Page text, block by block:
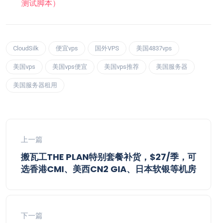
测试脚本）
CloudSilk 便宜vps 国外VPS 美国4837vps
美国vps 美国vps便宜 美国vps推荐 美国服务器
美国服务器租用
上一篇
搬瓦工THE PLAN特别套餐补货，$27/季，可
选香港CMI、美西CN2 GIA、日本软银等机房
下一篇